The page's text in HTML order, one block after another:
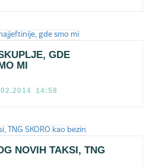
GDE
MI
14:58
NOVIH TAKSI, TNG